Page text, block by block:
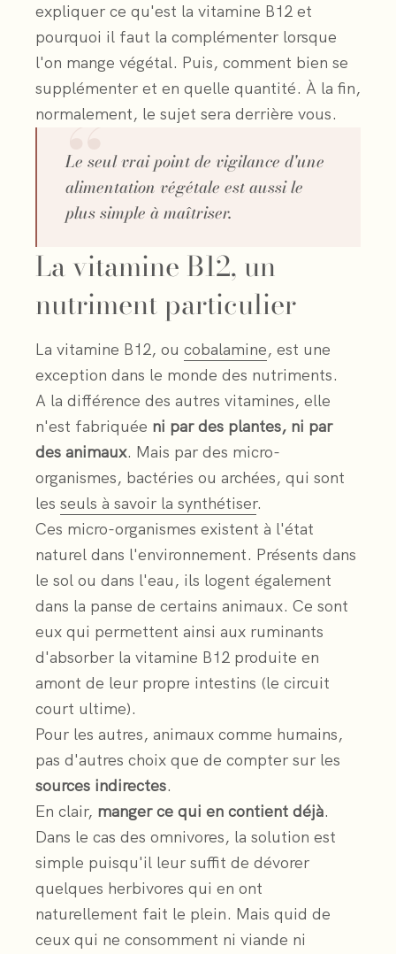
expliquer ce qu'est la vitamine B12 et
pourquoi il faut la complémenter lorsque
l'on mange végétal. Puis, comment bien se
supplémenter et en quelle quantité. À la fin,
normalement, le sujet sera derrière vous.
“
Le seul vrai point de vigilance d'une
alimentation végétale est aussi le
plus simple à maîtriser.
La vitamine B12, un
nutriment particulier
La vitamine B12, ou cobalamine, est une
exception dans le monde des nutriments.
A la différence des autres vitamines, elle
n'est fabriquée ni par des plantes, ni par
des animaux. Mais par des micro-
organismes, bactéries ou archées, qui sont
les seuls à savoir la synthétiser.
Ces micro-organismes existent à l'état
naturel dans l'environnement. Présents dans
le sol ou dans l'eau, ils logent également
dans la panse de certains animaux. Ce sont
eux qui permettent ainsi aux ruminants
d'absorber la vitamine B12 produite en
amont de leur propre intestins (le circuit
court ultime).
Pour les autres, animaux comme humains,
pas d'autres choix que de compter sur les
sources indirectes.
En clair, manger ce qui en contient déjà.
Dans le cas des omnivores, la solution est
simple puisqu'il leur suffit de dévorer
quelques herbivores qui en ont
naturellement fait le plein. Mais quid de
ceux qui ne consomment ni viande ni